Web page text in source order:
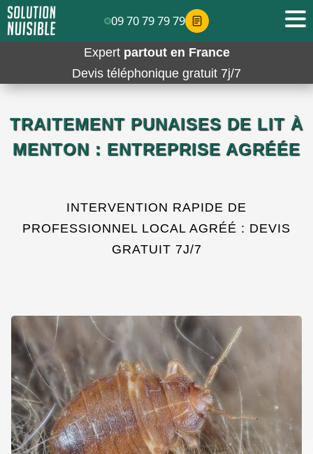
Expert partout en France
Devis téléphonique gratuit 7j/7
TRAITEMENT PUNAISES DE LIT À
MENTON : ENTREPRISE AGRÉÉE
INTERVENTION RAPIDE DE
PROFESSIONNEL LOCAL AGRÉÉ : DEVIS
GRATUIT 7J/7
09 70 79 79 79